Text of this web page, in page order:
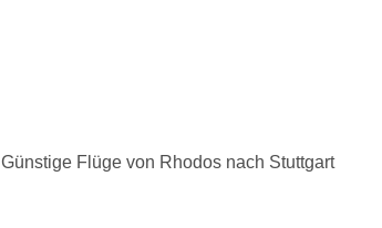
Günstige Flüge von Rhodos nach Stuttgart